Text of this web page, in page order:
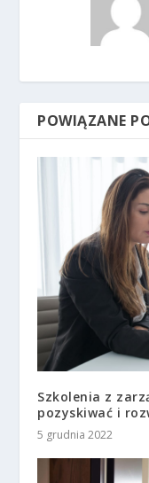
POWIĄZANE
Szkolenia z
pozyskiwać i
5 grudnia 2022